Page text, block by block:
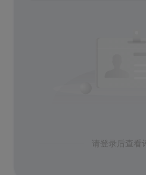
请登录后查看